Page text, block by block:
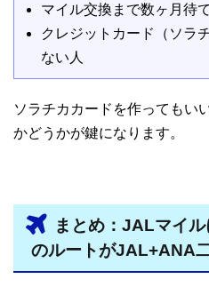
マイル交換まで数ヶ月待
クレジットカード（ソラ
ない人
ソラチカカードを作ってもい
かどうかが鍵になります。
まとめ：JALマイ
のルートがJAL+ANA